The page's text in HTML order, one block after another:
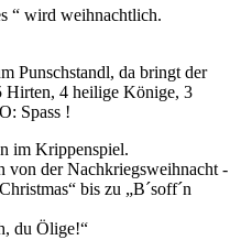
“ wird weihnachtlich.
Punschstandl, da bringt der
Hirten, 4 heilige Könige, 3
Spass !
im Krippenspiel.
von der Nachkriegsweihnacht -
bis zu „B´soff´n
du Ölige!“